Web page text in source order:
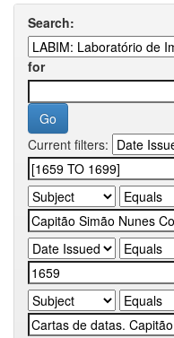
Search:
for
Current filters: